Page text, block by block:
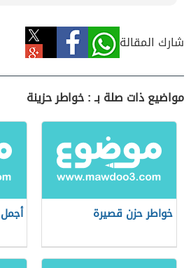
شارك المقالة
مواضيع ذات صلة بـ : خواطر حزينة
خواطر حزن قصيرة أجمل